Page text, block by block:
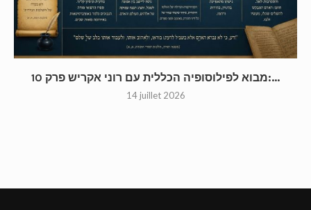
מבוא לפילוסופיה הכללית עם רוני אקריש פרק 10:...
14 juillet 2026